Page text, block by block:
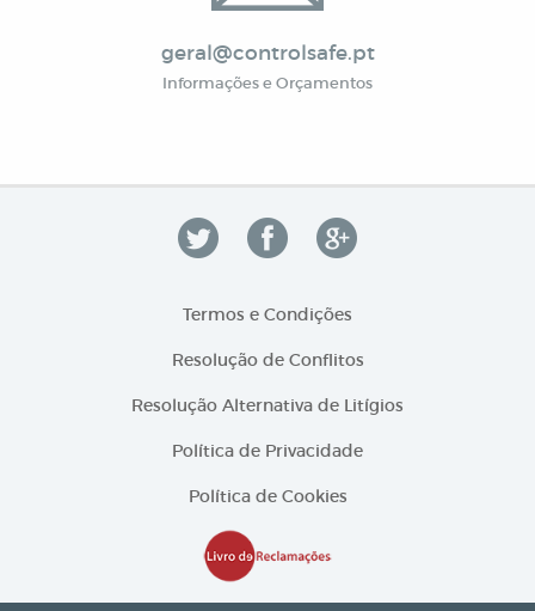
geral@controlsafe.pt
Informações e Orçamentos
Termos e Condições
Resolução de Conflitos
Resolução Alternativa de Litígios
Política de Privacidade
Política de Cookies